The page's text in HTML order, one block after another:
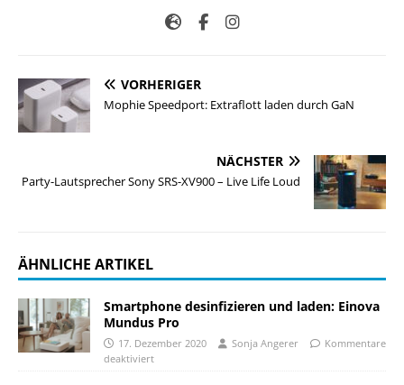
VORHERIGER
Mophie Speedport: Extraflott laden durch GaN
NÄCHSTER
Party-Lautsprecher Sony SRS-XV900 – Live Life Loud
ÄHNLICHE ARTIKEL
Smartphone desinfizieren und laden: Einova
Mundus Pro
17. Dezember 2020 Sonja Angerer
Kommentare
deaktiviert